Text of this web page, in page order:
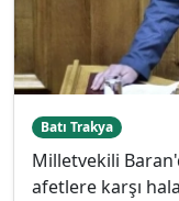
Batı Trakya
Milletvekili
afetlere karşı